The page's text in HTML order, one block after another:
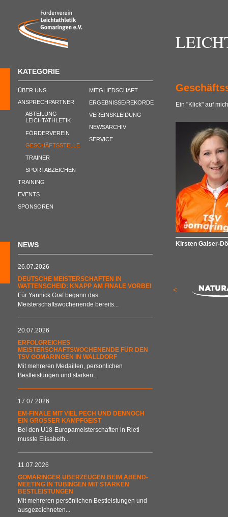
KATEGORIE
ÜBER UNS
ANSPRECHPARTNER
ABTEILUNG
LEICHTATHLETIK
FÖRDERVEREIN
GESCHÄFTSSTELLE
TRAINER
SPORTABZEICHEN
TRAINING
EVENTS
SPONSOREN
MITGLIEDSCHAFT
ERGEBNISSE/REKORDE
VEREINSKLEIDUNG
NEWSARCHIV
SERVICE
NEWS
26.07.2026
DEUTSCHE MEISTERSCHAFTEN IN
WATTENSCHEID: KNAPP AM FINALE VORBEI
Für Yannick Graf begann das
Meisterschaftswochenende bereits...
20.07.2026
ERFOLGREICHES
MEISTERSCHAFTSWOCHENENDE FÜR DEN
TSV GOMARINGEN IN WALLDORF
Mit mehreren Medaillen, persönlichen
Bestleistungen und starken...
17.07.2026
EM-FINALE MIT VIEL PECH UND DENNOCH
EIN GROSSER KAMPFGEIST
Bei den U18-Europameisterschaften in Rieti
musste Elisabeth...
11.07.2026
GOMARINGER ÜBERZEUGEN BEIM ABEND-
MEETING IN TÜBINGEN MIT STARKEN
BESTLEISTUNGEN
Mit mehreren persönlichen Bestleistungen und
ausgezeichneten...
Ein "Klick" auf
Kirsten Gaiser-
<